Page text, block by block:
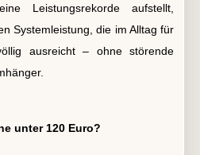
Leistungsrekorde aufstellt,
Systemleistung, die im Alltag für
ausreicht – ohne störende
unter 120 Euro?